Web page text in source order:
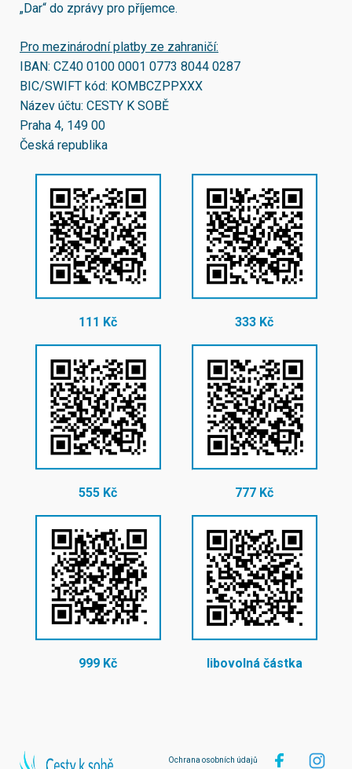
„Dar“ do zprávy pro příjemce.
Pro mezinárodní platby ze zahraničí:
IBAN: CZ40 0100 0001 0773 8044 0287
BIC/SWIFT kód: KOMBCZPPXXX
Název účtu: CESTY K SOBĚ
Praha 4, 149 00
Česká republika
111 Kč 333 Kč
555 Kč 777 Kč
999 Kč libovolná částka
Ochrana osobních údajů